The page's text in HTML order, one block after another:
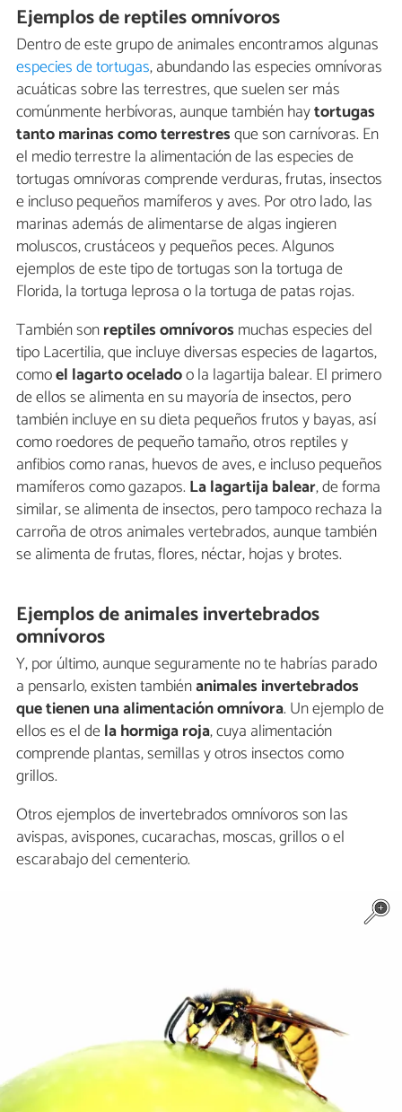
Ejemplos de reptiles omnívoros
Dentro de este grupo de animales encontramos algunas
especies de tortugas, abundando las especies omnívoras
acuáticas sobre las terrestres, que suelen ser más
comúnmente herbívoras, aunque también haytortugas
tanto marinas como terrestresque son carnívoras. En
el medio terrestre la alimentación de las especies de
tortugas omnívoras comprende verduras, frutas, insectos
e incluso pequeños mamíferos y aves. Por otro lado, las
marinas además de alimentarse de algas ingieren
moluscos, crustáceos y pequeños peces. Algunos
ejemplos de este tipo de tortugas son la tortuga de
Florida, la tortuga leprosa o la tortuga de patas rojas.
También sonreptiles omnívoros muchas especies del
tipo Lacertilia, que incluye diversas especies de lagartos,
comoel lagarto oceladoo la lagartija balear. El primero
de ellos se alimenta en su mayoría de insectos, pero
también incluye en su dieta pequeños frutos y bayas, así
como roedores de pequeño tamaño, otros reptiles y
anfibios como ranas, huevos de aves, e incluso pequeños
mamíferos como gazapos. La lagartija balear, de forma
similar, se alimenta de insectos, pero tampoco rechaza la
carroña de otros animales vertebrados, aunque también
se alimenta de frutas, flores, néctar, hojas y brotes.
Ejemplos de animales invertebrados
omnívoros
Y, por último, aunque seguramente no te habrías parado
a pensarlo, existen tambiénanimales invertebrados
que tienen una alimentación omnívora. Un ejemplo de
ellos es el dela hormiga roja, cuya alimentación
comprende plantas, semillas y otros insectos como
grillos.
Otros ejemplos de invertebrados omnívoros son las
avispas, avispones, cucarachas, moscas, grillos o el
escarabajo del cementerio.